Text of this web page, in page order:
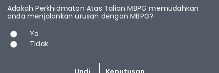
Adakah Perkhidmatan Atas Talian MBPG memudahkan
anda menjalankan urusan dengan MBPG?
Pilihan
Ya
Tidak